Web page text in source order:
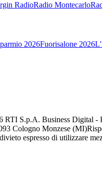
RadioRadio Montecarlo
2026Fuorisalone 2026
RTI S.p.A. Business Digital -
Cologno Monzese (MI)
espresso di utilizzare